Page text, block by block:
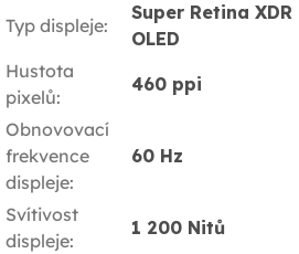
Typ displeje:
Super Retina XDR
OLED
Hustota
pixelů:
460 ppi
Obnovovací
frekvence
displeje:
60 Hz
Svítivost
displeje:
1 200 Nitů